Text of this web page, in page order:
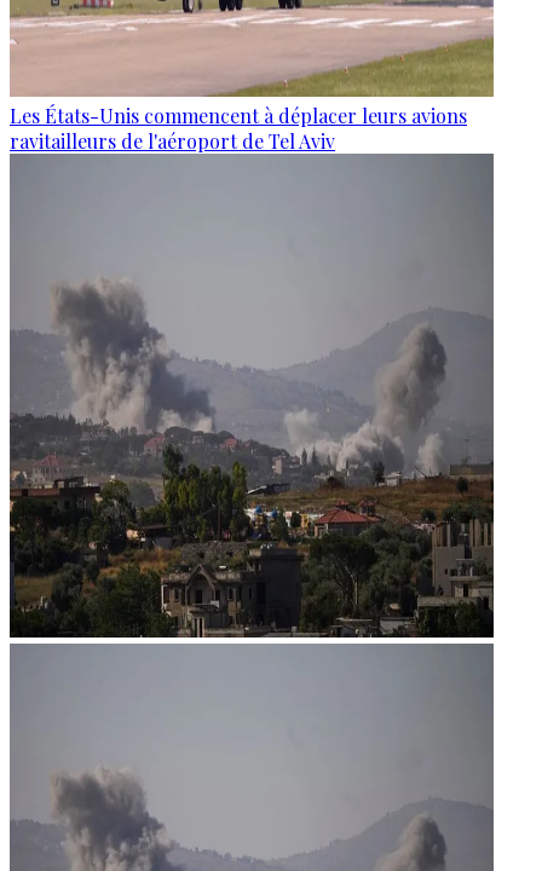
Les États-Unis commencent à déplacer leurs avions
ravitailleurs de l'aéroport de Tel Aviv